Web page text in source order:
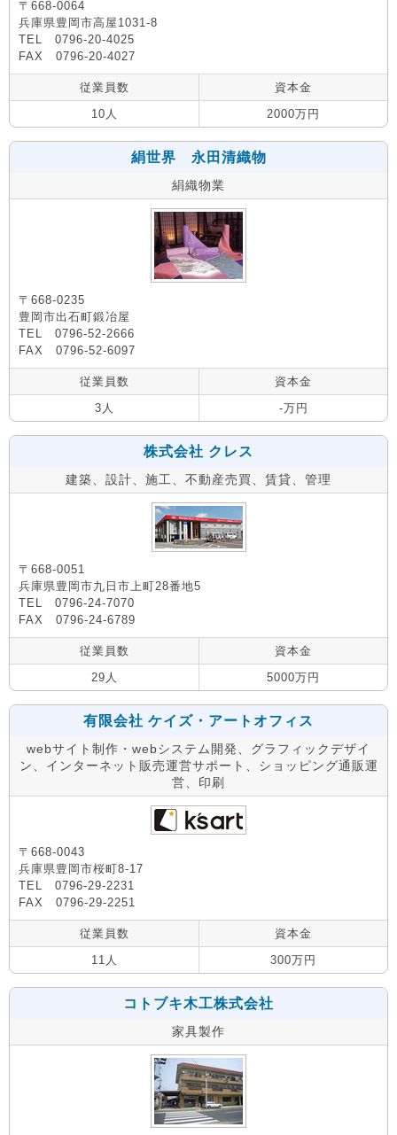
〒668-0064
兵庫県豊岡市高屋1031-8
TEL 0796-20-4025
FAX 0796-20-4027
従業員数
資本金
10人
2000万円
絹世界 永田清織物
絹織物業
〒668-0235
豊岡市出石町鍛冶屋
TEL 0796-52-2666
FAX 0796-52-6097
従業員数
資本金
3人
-万円
株式会社 クレス
建築、設計、施工、不動産売買、賃貸、管理
〒668-0051
兵庫県豊岡市九日市上町28番地5
TEL 0796-24-7070
FAX 0796-24-6789
従業員数
資本金
29人
5000万円
有限会社 ケイズ・アートオフィス
webサイト制作・webシステム開発、グラフィックデザイ
ン、インターネット販売運営サポート、ショッピング通販運
営、印刷
〒668-0043
兵庫県豊岡市桜町8-17
TEL 0796-29-2231
FAX 0796-29-2251
従業員数
資本金
11人
300万円
コトブキ木工株式会社
家具製作